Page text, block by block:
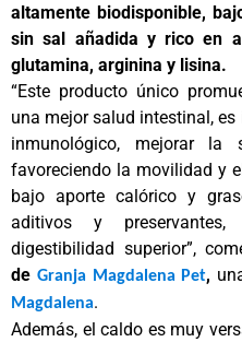
altamente biodisponible,
sin sal añadida y rico en
glutamina, arginina y lisina.
“Este producto único
una mejor salud intestinal,
inmunológico, mejorar la
favoreciendo la movilidad y
bajo aporte calórico y
aditivos y
digestibilidad superior”,
de Granja Magdalena Pet,
Magdalena.
Además, el caldo es muy